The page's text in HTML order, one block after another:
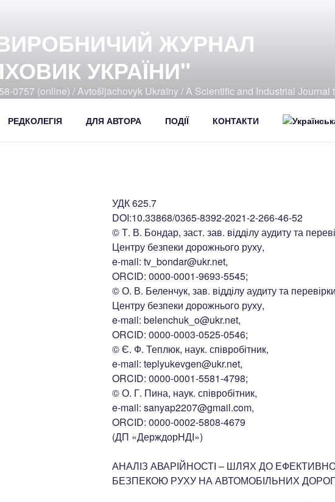
ЖУРНАЛ
УКРАЇНИ"
0757 (online) / Avtošljachovyk Ukraïny / A Scientific and Industrial Journal
РЕДКОЛЕГІЯ ДЛЯ АВТОРА ПОДІЇ КОНТАКТИ
УДК 625.7
DOI:10.33868/0365-8392-2021-2-266-46-52
© Т. В. Бондар, заст. зав. відділу аудиту та
Центру безпеки дорожнього руху,
e-mail: tv_bondar@ukr.net,
ORCID: 0000-0001-9693-5545;
© О. В. Беленчук, зав. відділу аудиту та
Центру безпеки дорожнього руху,
e-mail: belenchuk_o@ukr.net,
ORCID: 0000-0003-0525-0546;
© Є. Ф. Теплюк, наук. співробітник,
e-mail: teplyukevgen@ukr.net,
ORCID: 0000-0001-5581-4798;
© О. Г. Пина, наук. співробітник,
e-mail: sanyap2207@gmail.com,
ORCID: 0000-0002-5808-4679
(ДП «ДерждорНДІ»)
АНАЛІЗ АВАРІЙНОСТІ – ШЛЯХ ДО
БЕЗПЕКОЮ РУХУ НА АВТОМОБІЛЬНИХ